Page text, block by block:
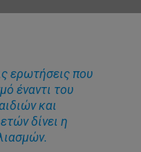
ερωτήσεις που
έναντι του
και
δίνει η